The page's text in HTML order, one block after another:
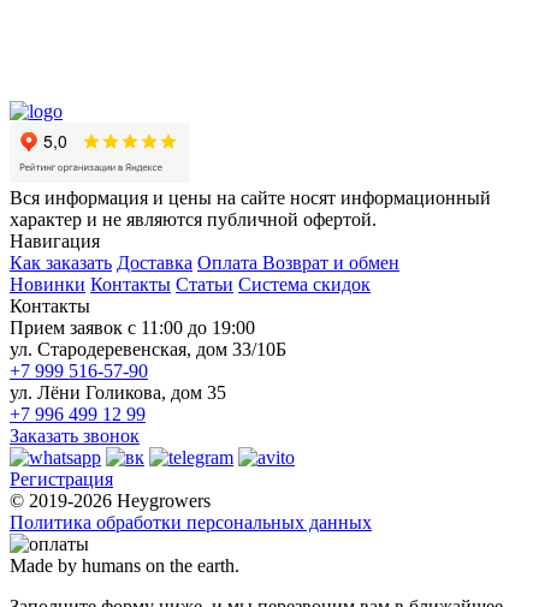
Вся информация и цены на сайте носят информационный
характер и не являются публичной офертой.
Навигация
Как заказать Доставка Оплата Возврат и обмен
Новинки Контакты Статьи Система скидок
Контакты
Прием заявок с 11:00 до 19:00
ул. Стародеревенская, дом 33/10Б
+7 999 516-57-90
ул. Лёни Голикова, дом 35
+7 996 499 12 99
Заказать звонок
Регистрация
© 2019-2026 Heygrowers
Политика обработки персональных данных
Made by humans on the earth.